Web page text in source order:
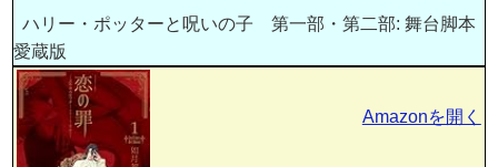
ハリー・ポッターと呪いの子 第一部・第二部: 舞台脚本
愛蔵版
Amazonを開く